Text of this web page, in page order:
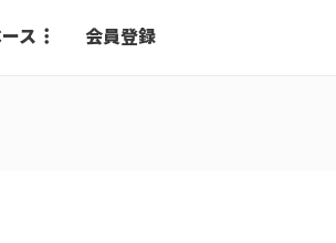
ス 会員登録